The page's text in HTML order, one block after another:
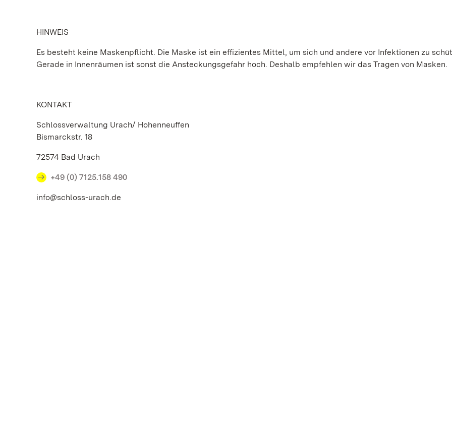
HINWEIS
Es besteht keine Maskenpflicht. Die Maske ist ein effizientes Mittel, um sich und andere vor Infektionen zu
Gerade in Innenräumen ist sonst die Ansteckungsgefahr hoch. Deshalb empfehlen wir das Tragen von Masken.
KONTAKT
Schlossverwaltung Urach/ Hohenneuffen
Bismarckstr. 18
72574 Bad Urach
+49 (0) 7125.158 490
info@schloss-urach.de